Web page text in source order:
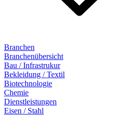
Branchen
Branchenübersicht
Bau / Infrastrukur
Bekleidung / Textil
Biotechnologie
Chemie
Dienstleistungen
Eisen / Stahl